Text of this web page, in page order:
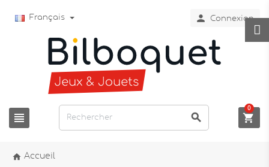
Français  Connexion
  
0
 Accueil